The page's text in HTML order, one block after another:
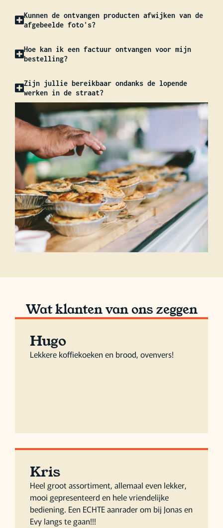
Kunnen de ontvangen producten afwijken van de
afgebeelde foto's?
Hoe kan ik een factuur ontvangen voor mijn
bestelling?
Zijn jullie bereikbaar ondanks de lopende
werken in de straat?
Wat klanten van ons zeggen
Hugo
Lekkere koffiekoeken en brood, ovenvers!
Kris
Heel groot assortiment, allemaal even lekker,
mooi gepresenteerd en hele vriendelijke
bediening. Een ECHTE aanrader om bij Jonas en
Evy langs te gaan!!!